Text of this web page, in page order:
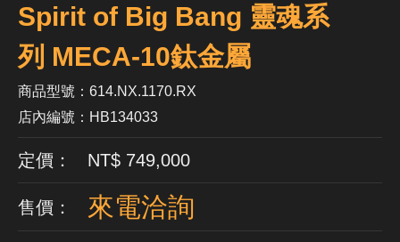
Spirit of Big Bang 靈魂系
列 MECA-10鈦金屬
商品型號：614.NX.1170.RX
店內編號：HB134033
定價： NT$ 749,000
售價： 來電洽詢